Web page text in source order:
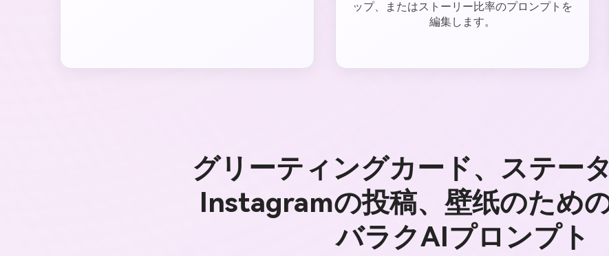
ップ、またはストーリー比率のプロンプトを
編集します。
グリーティングカード、ステータ
Instagramの投稿、壁纸のため
バラクAIプロンプト